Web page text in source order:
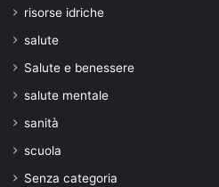
risorse idriche
salute
Salute e benessere
salute mentale
sanità
scuola
Senza categoria